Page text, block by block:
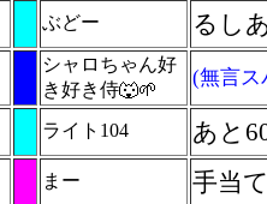
ぶどー るし
シャロちゃん好
き好き侍🐺🌱
(無言ス
ライト104 あと
まー 手当